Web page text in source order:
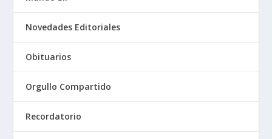
Novedades Editoriales
Obituarios
Orgullo Compartido
Recordatorio